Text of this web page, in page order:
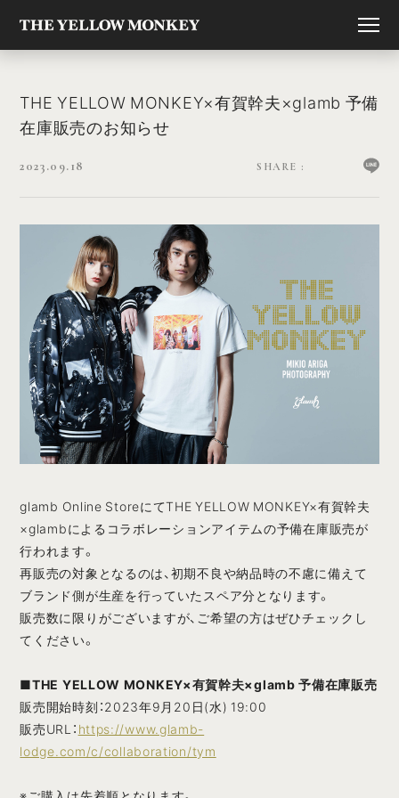
THE YELLOW MONKEY×有賀幹夫×glamb 予備
在庫販売のお知らせ
2023.09.18
glamb Online StoreにてTHE YELLOW MONKEY×有賀幹夫
×glambによるコラボレーションアイテムの予備在庫販売が
行われます。
再販売の対象となるのは、初期不良や納品時の不慮に備えて
ブランド側が生産を行っていたスペア分となります。
販売数に限りがございますが、ご希望の方はぜひチェックし
てください。
■THE YELLOW MONKEY×有賀幹夫×glamb 予備在庫販売
販売開始時刻：2023年9月20日(水) 19:00
販売URL： https://www.glamb-
lodge.com/c/collaboration/tym